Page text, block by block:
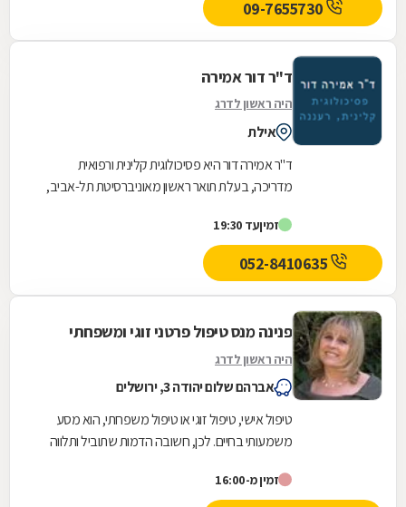
09-7655730
ד"ר דור אמירה
היה ראשון לדרג
אילת
ד"ר אמירה דור היא פסיכולוגית קלינית ורפואית
מדריכה, בעלת תואר ראשון מאוניברסיטת תל-אביב,
ודוקטורט...
זמיןעד 19:30
פנינה מנס טיפול פרטני זוגי ומשפחתי
היה ראשון לדרג
אברהם שלום יהודה 3, ירושלים
טיפול אישי, טיפול זוגי או טיפול משפחתי, הוא מסע
משמעותי בחיים. לכן, חשובה הדמות שתוביל ותלווה
זמין מ-16:00